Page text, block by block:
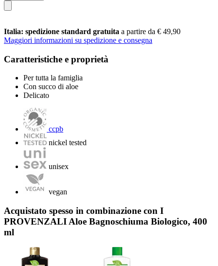
Italia: spedizione standard gratuita a partire da € 49,90
Maggiori informazioni su spedizione e consegna
Caratteristiche e proprietà
Per tutta la famiglia
Con succo di aloe
Delicato
ccpb
nickel tested
unisex
vegan
Acquistato spesso in combinazione con I
PROVENZALI Aloe Bagnoschiuma Biologico, 400
ml